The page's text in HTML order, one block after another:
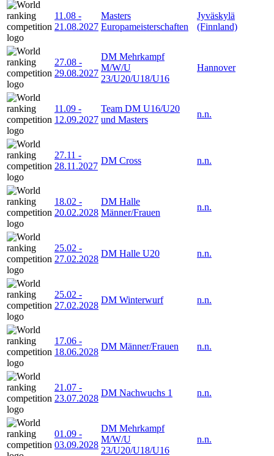
11.08 -
21.08.2027
Masters
Europameisterschaften
Jyväskylä
(Finnland)
27.08 -
29.08.2027
DM Mehrkampf
M/W/U
23/U20/U18/U16
Hannover
11.09 -
12.09.2027
Team DM U16/U20
und Masters
n.n.
27.11 -
28.11.2027
DM Cross n.n.
18.02 -
20.02.2028
DM Halle
Männer/Frauen
n.n.
25.02 -
27.02.2028
DM Halle U20 n.n.
25.02 -
27.02.2028
DM Winterwurf n.n.
17.06 -
18.06.2028
DM Männer/Frauen n.n.
21.07 -
23.07.2028
DM Nachwuchs 1 n.n.
01.09 -
03.09.2028
DM Mehrkampf
M/W/U
23/U20/U18/U16
n.n.